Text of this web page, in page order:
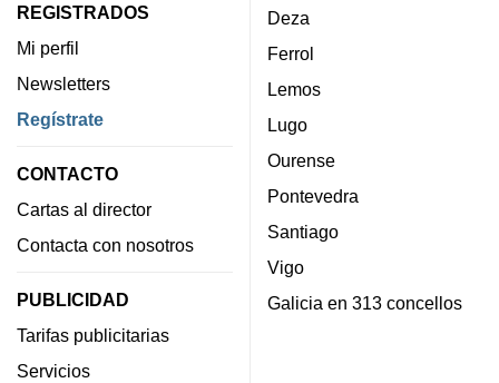
REGISTRADOS
Mi perfil
Newsletters
Regístrate
CONTACTO
Cartas al director
Contacta con nosotros
PUBLICIDAD
Tarifas publicitarias
Servicios
Deza
Ferrol
Lemos
Lugo
Ourense
Pontevedra
Santiago
Vigo
Galicia en 313 concellos